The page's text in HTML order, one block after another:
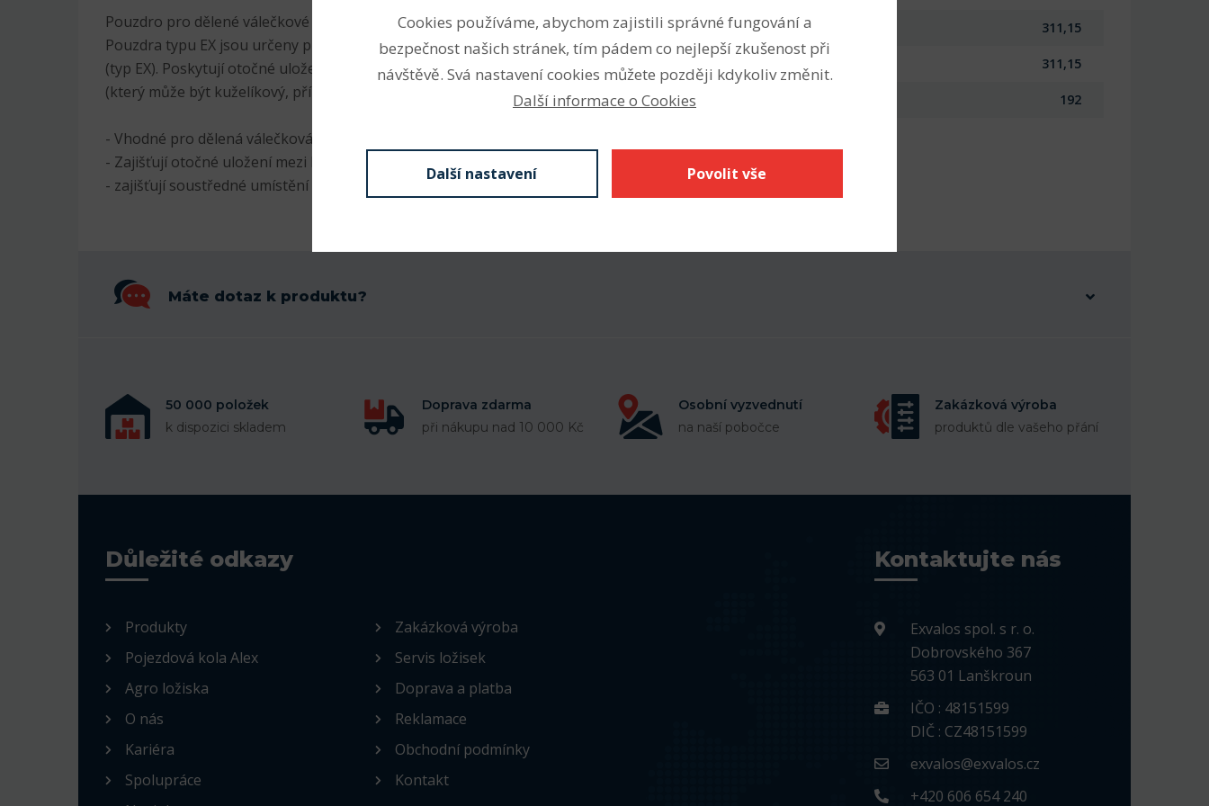
Pouzdro pro dělené válečkové ložisko SKF Cooper, typ EX
Pouzdra typu EX jsou určeny pro dělená válečková ložiska SKF Cooper
(typ EX). Poskytují otočné uložení mezi ložiskem a vnějším domečkem
(který může být kuželíkový, přírubový nebo jiného typu).
- Vhodné pro dělená válečková ložiska SKF Cooper typu EX.
- Zajišťují otočné uložení mezi ložiskem a vnějším domečkem.
- zajišťují soustředné umístění těsnění
Vnitřní průměr (mm) 311,15
311,15
Šířka (mm) 192
Máte dotaz k produktu?
50 000 položek
k dispozici skladem
Doprava zdarma
při nákupu nad 10 000 Kč
Osobní vyzvednutí
na naší pobočce
Zakázková výroba
produktů dle vašeho přání
Důležité odkazy
Produkty
Pojezdová kola Alex
Agro ložiska
O nás
Kariéra
Spolupráce
Zakázková výroba
Servis ložisek
Doprava a platba
Reklamace
Obchodní podmínky
Kontakt
Kontaktujte nás
Exvalos spol. s r. o.
Dobrovského 367
563 01 Lanškroun
IČO : 48151599
DIČ : CZ48151599
exvalos@exvalos.cz
+420 606 654 240
Cookies používáme, abychom zajistili správné fungování a
bezpečnost našich stránek, tím pádem co nejlepší zkušenost při
návštěvě. Svá nastavení cookies můžete později kdykoliv změnit.
Další informace o Cookies
Další nastavení Povolit vše